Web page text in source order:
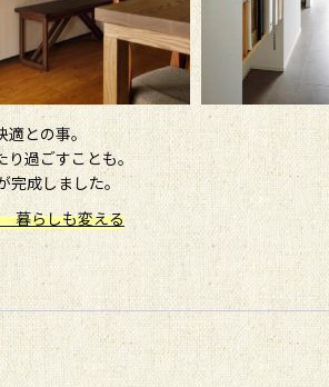
との事。
過ごすことも。
完成しました。
暮らしも変える